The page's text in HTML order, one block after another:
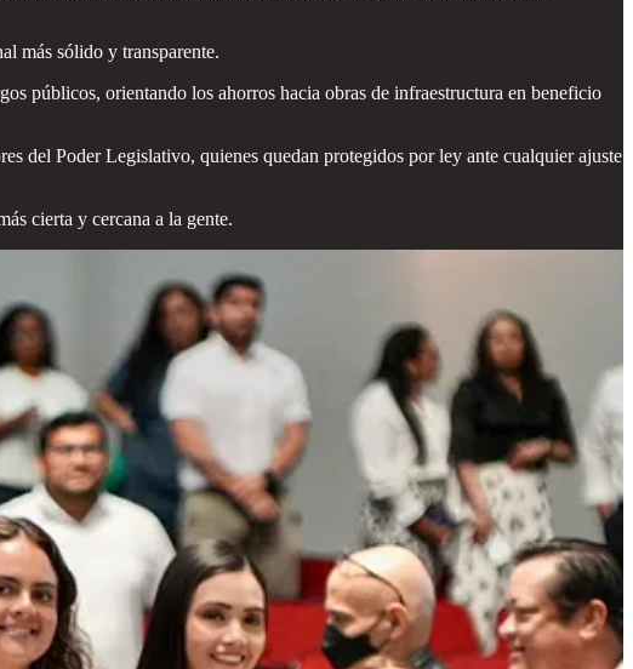
más sólido y transparente.
públicos, orientando los ahorros hacia obras de infraestructura en beneficio
del Poder Legislativo, quienes quedan protegidos por ley ante cualquier ajuste
cierta y cercana a la gente.